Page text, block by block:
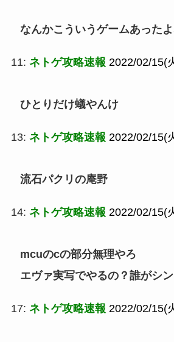
なんかこういうゲームあった
11: ネトゲ攻略速報 2022/02/15(
ひとりだけ蟻やんけ
13: ネトゲ攻略速報 2022/02/15(
流石パクリの庵野
14: ネトゲ攻略速報 2022/02/15(
mcuのcの部分無理やろ
エヴァ実写でやるの？誰がシ
17: ネトゲ攻略速報 2022/02/15(